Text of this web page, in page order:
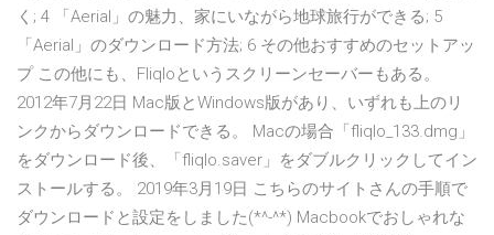
く; 4 「Aerial」の魅力、家にいながら地球旅行ができる; 5
「Aerial」のダウンロード方法; 6 その他おすすめのセットアッ
プ この他にも、Fliqloというスクリーンセーバーもある。
2012年7月22日 Mac版とWindows版があり、いずれも上のリ
ンクからダウンロードできる。 Macの場合「fliqlo_133.dmg」
をダウンロード後、「fliqlo.saver」をダブルクリックしてイン
ストールする。 2019年3月19日 こちらのサイトさんの手順で
ダウンロードと設定をしました(*^-^*) Macbookでおしゃれな